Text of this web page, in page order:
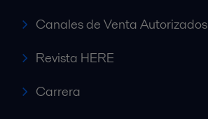
Canales de Venta Autorizados
Revista HERE
Carrera